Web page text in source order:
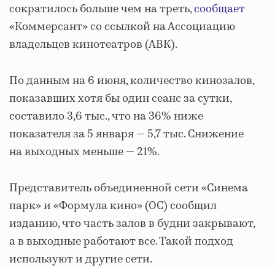
сократилось больше чем на треть,сообщает
«Коммерсант» со ссылкой на Ассоциацию
владельцев кинотеатров (АВК).
По данным на 6 июня, количество кинозалов,
показавших хотя бы один сеанс за сутки,
составило 3,6 тыс., что на 36% ниже
показателя за 5 января — 5,7 тыс. Снижение
на выходных меньше — 21%.
Представитель объединенной сети «Синема
парк» и «Формула кино» (ОС) сообщил
изданию, что часть залов в будни закрывают,
а в выходные работают все. Такой подход
используют и другие сети.